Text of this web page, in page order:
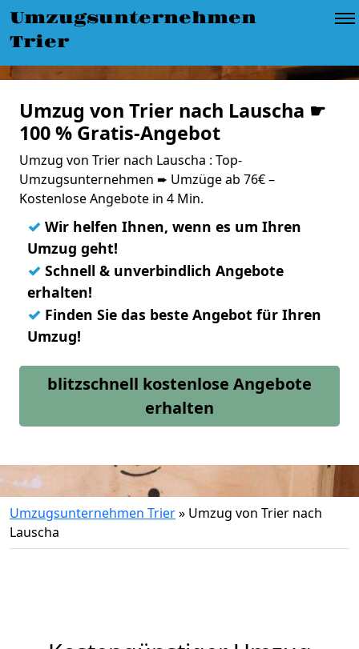
Umzugsunternehmen
Trier
Umzug von Trier nach Lauscha ☛
100 % Gratis-Angebot
Umzug von Trier nach Lauscha : Top-
Umzugsunternehmen ➨ Umzüge ab 76€ –
Kostenlose Angebote in 4 Min.
✓ Wir helfen Ihnen, wenn es um Ihren
Umzug geht!
✓ Schnell & unverbindlich Angebote
erhalten!
✓ Finden Sie das beste Angebot für Ihren
Umzug!
blitzschnell kostenlose Angebote
erhalten
Umzugsunternehmen Trier» Umzug von Trier nach
Lauscha